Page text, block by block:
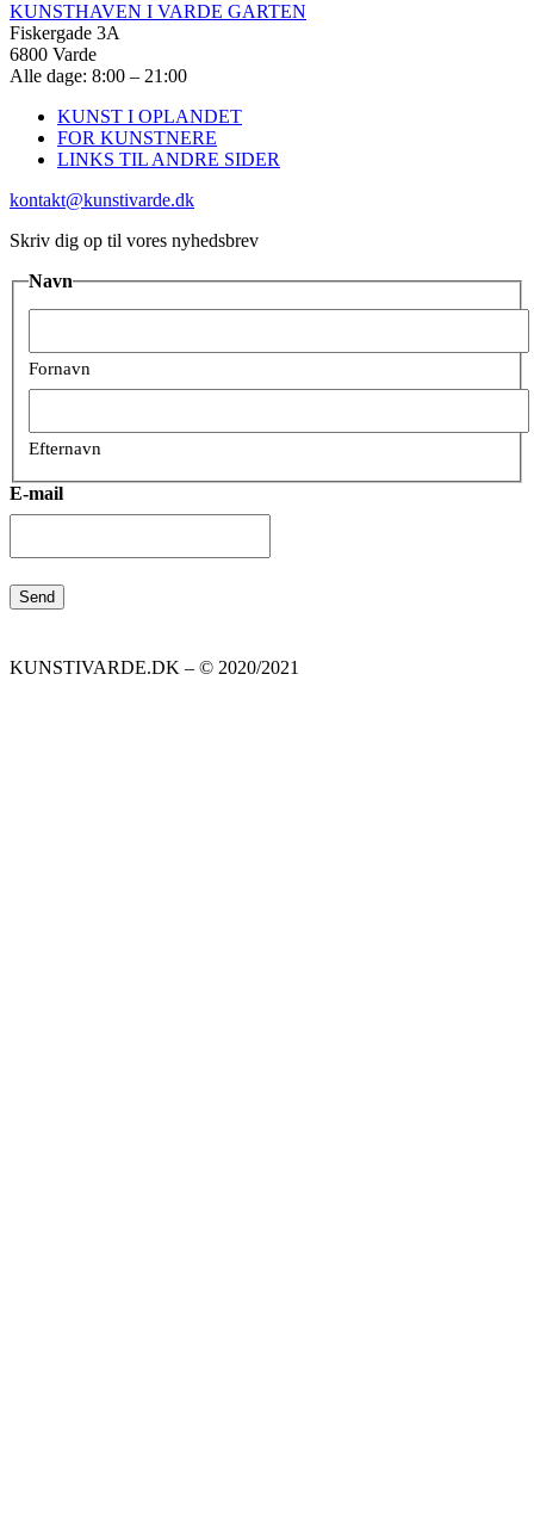
KUNSTHAVEN I VARDE GARTEN
Fiskergade 3A
6800 Varde
Alle dage: 8:00 – 21:00
KUNST I OPLANDET
FOR KUNSTNERE
LINKS TIL ANDRE SIDER
kontakt@kunstivarde.dk
Skriv dig op til vores nyhedsbrev
Navn
Fornavn
Efternavn
E-mail
KUNSTIVARDE.DK – © 2020/2021